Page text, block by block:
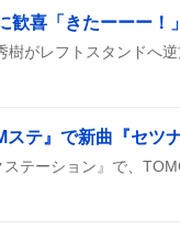
喜「きたーーー！」